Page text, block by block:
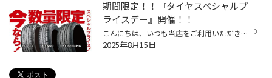
期間限定！！『タイヤスペシャルプ
ライスデー』開催！！
こんにちは、いつも当店をご利用いただきましてありがとうございます。 本日より、コクピット・タイヤ館におきまして、 期間限定！ サイズ限定！！ 数量限定！！！ お得にお買い求めいただける、「タイヤスペシャルプライスデー」がスタートします！ お得なタイヤのご紹介！！ ワゴンR、N-BOX、タン...
2025年8月15日